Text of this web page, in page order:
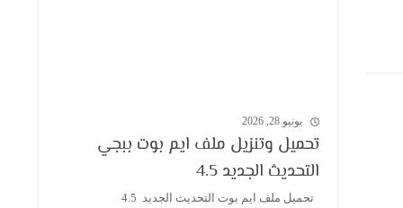
يونيو 28, 2026
تحميل وتنزيل ملف ايم بوت ببجي
التحديث الجديد 4.5
تحميل ملف ايم بوت التحديث الجديد 4.5